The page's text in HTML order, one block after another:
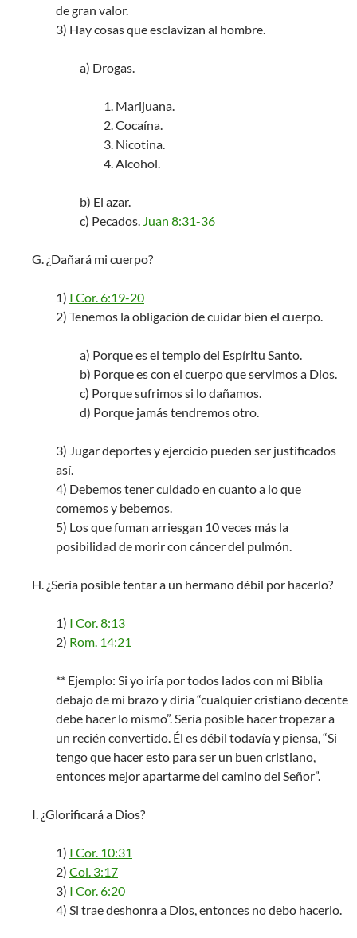
de gran valor.
3) Hay cosas que esclavizan al hombre.
a) Drogas.
1. Marijuana.
2. Cocaína.
3. Nicotina.
4. Alcohol.
b) El azar.
c) Pecados. Juan 8:31-36
G. ¿Dañará mi cuerpo?
1) I Cor. 6:19-20
2) Tenemos la obligación de cuidar bien el cuerpo.
a) Porque es el templo del Espíritu Santo.
b) Porque es con el cuerpo que servimos a Dios.
c) Porque sufrimos si lo dañamos.
d) Porque jamás tendremos otro.
3) Jugar deportes y ejercicio pueden ser justificados
así.
4) Debemos tener cuidado en cuanto a lo que
comemos y bebemos.
5) Los que fuman arriesgan 10 veces más la
posibilidad de morir con cáncer del pulmón.
H. ¿Sería posible tentar a un hermano débil por hacerlo?
1) I Cor. 8:13
2) Rom. 14:21
** Ejemplo: Si yo iría por todos lados con mi Biblia
debajo de mi brazo y diría “cualquier cristiano decente
debe hacer lo mismo”. Sería posible hacer tropezar a
un recién convertido. Él es débil todavía y piensa, “Si
tengo que hacer esto para ser un buen cristiano,
entonces mejor apartarme del camino del Señor”.
I. ¿Glorificará a Dios?
1) I Cor. 10:31
2) Col. 3:17
3) I Cor. 6:20
4) Si trae deshonra a Dios, entonces no debo hacerlo.